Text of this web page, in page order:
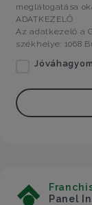
meglátogatása
ADATKEZELŐ
Az adatkezelő a
székhelye: 1068
Jóváhagyom
Panel